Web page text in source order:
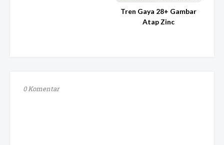
Tren Gaya 28+ Gambar
Atap Zinc
0 Komentar